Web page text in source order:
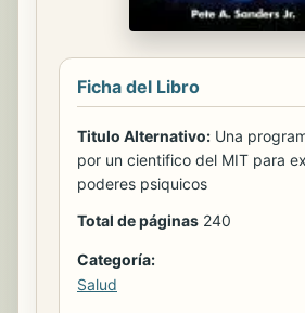
Ficha del Libro
Titulo Alternativo: Una
por un cientifico del MIT para
poderes psiquicos
Total de páginas 240
Categoría:
Salud